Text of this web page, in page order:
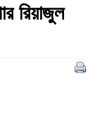
রিয়াজুল